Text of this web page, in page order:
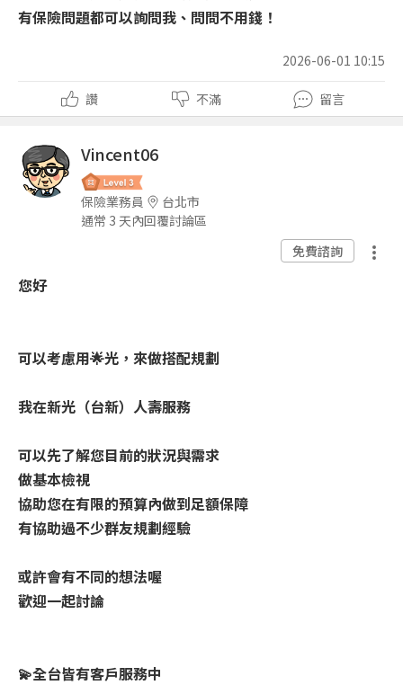
有保險問題都可以詢問我、問問不用錢！
2026-06-01 10:15
讚 不滿 留言
Vincent06
保險業務員
台北市
通常 3 天內回覆討論區
免費諮詢
您好
可以考慮用🌟光，來做搭配規劃
我在新光（台新）人壽服務
可以先了解您目前的狀況與需求
做基本檢視
協助您在有限的預算內做到足額保障
有協助過不少群友規劃經驗
或許會有不同的想法喔
歡迎一起討論
💫全台皆有客戶服務中